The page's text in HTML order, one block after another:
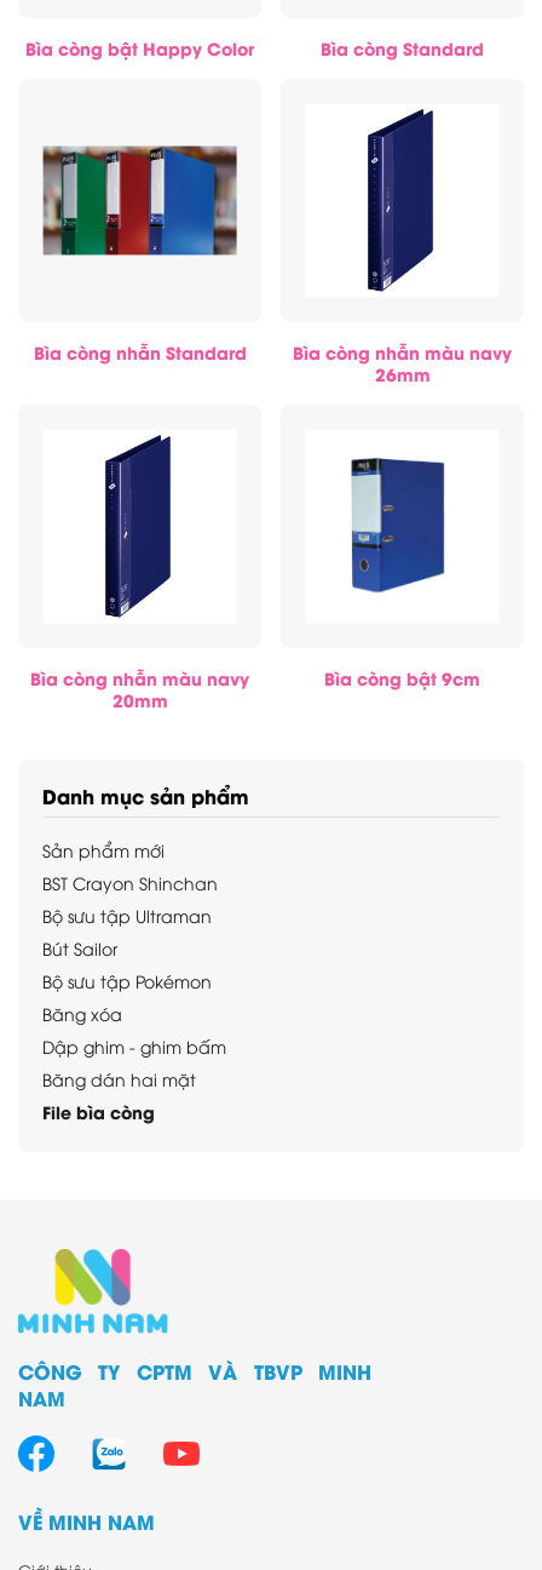
Bìa còng bật Happy Color Bìa còng Standard
Bìa còng nhẫn Standard
Bìa còng nhẫn màu navy
26mm
Bìa còng nhẫn màu navy
20mm
Bìa còng bật 9cm
Danh mục sản phẩm
Sản phẩm mới
BST Crayon Shinchan
Bộ sưu tập Ultraman
Bút Sailor
Bộ sưu tập Pokémon
Băng xóa
Dập ghim - ghim bấm
Băng dán hai mặt
File bìa còng
Sản phẩm học sinh
Sản phẩm dụng cụ văn phòng khác
Sản phẩm phiên bản giới hạn
CÔNG TY CPTM VÀ TBVP MINH
NAM
VỀ MINH NAM